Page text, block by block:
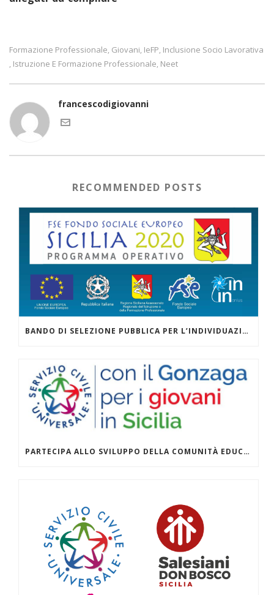
Formazione Professionale, Giovani, IeFP, Inclusione Socio Lavorativa
, Istruzione E Formazione Professionale, Neet
francescodigiovanni
RECOMMENDED POSTS
BANDO DI SELEZIONE PUBBLICA PER L’INDIVIDUAZIONE DI PERSONALE ESTERNO (DOCENTI) DA INCARICARE NELL’AMBITO DEL PROGETTO “VERDATTIVO” – AVVISO 19/2018 DEL DIPARTIMENTO DELLA FAMIGLIA E DELLE POLITICHE SOCIALI
PARTECIPA ALLO SVILUPPO DELLA COMUNITÀ EDUCANTE ZISA DANISINNI SVOLGENDO IL SERVIZIO CIVILE CON LA COOPERATIVA AL AZIS AL CENTRO CRESCERE A DANISINNI